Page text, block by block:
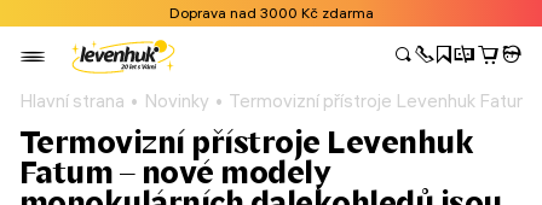
Doprava nad 3000 Kč zdarma
Hlavní strana Novinky Termovizní přístroje Levenhuk Fatum
Termovizní přístroje Levenhuk
Fatum – nové modely